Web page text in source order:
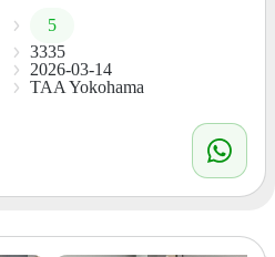
5
3335
2026-03-14
TAA Yokohama